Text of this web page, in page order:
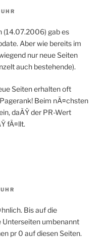
(14.07.2006) gab es
Aber wie bereits im
nur neue Seiten
auch bestehende).
Seiten erhalten oft
Beim nÃ¤chsten
daÃŸ der PR-Wert
fÃ¤llt.
Bis auf die
Unterseiten umbenannt
pr 0 auf diesen Seiten.